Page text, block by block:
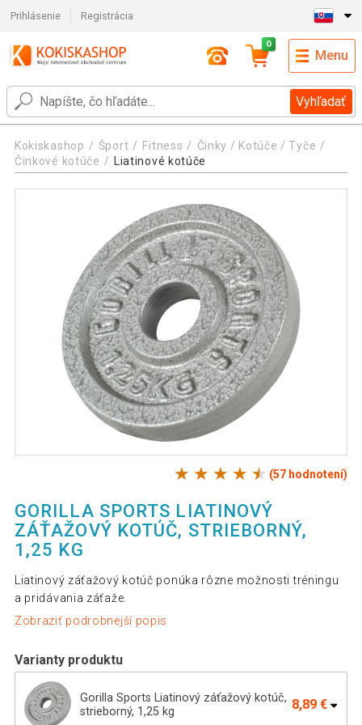
Prihlásenie Registrácia
Vyhľadať
0
Menu
Kokiskashop Šport Fitness
Činky / Kotúče / Tyče
Činkové kotúče
Liatinové kotúče
(57 hodnotení)
GORILLA SPORTS LIATINOVÝ
ZÁŤAŽOVÝ KOTÚČ, STRIEBORNÝ,
1,25 KG
Liatinový záťažový kotúč ponúka rôzne možnosti tréningu
a pridávania záťaže.
Zobraziť podrobnejší popis
Varianty produktu
Gorilla Sports Liatinový záťažový kotúč,
strieborný, 1,25 kg
8,89 €